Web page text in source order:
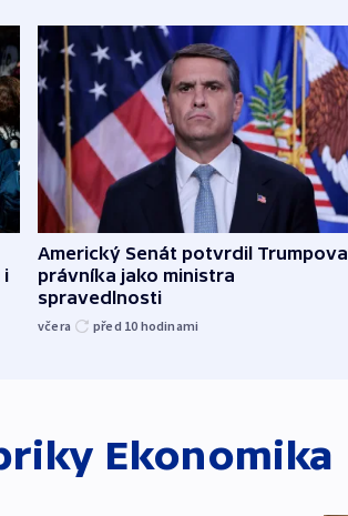
i
Americký Senát potvrdil Trumpova
právníka jako ministra
spravedlnosti
včera před 10 hodinami
Ekonomika